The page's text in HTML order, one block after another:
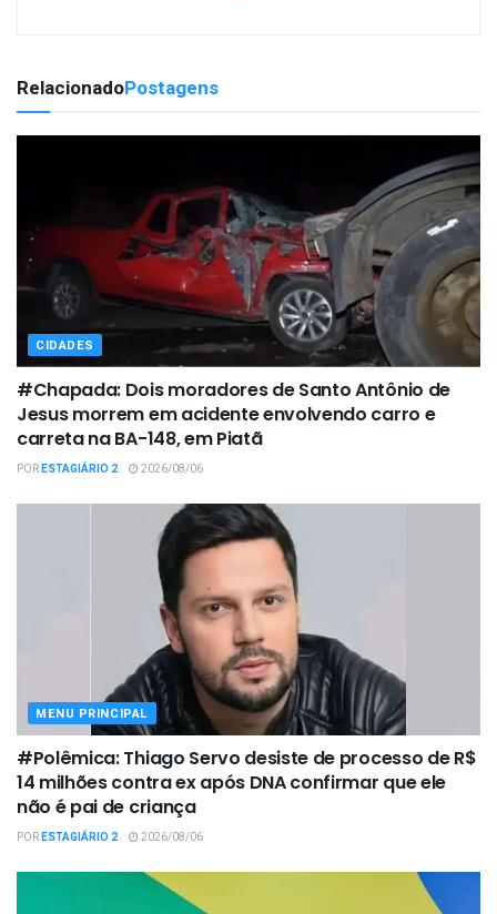
RelacionadoPostagens
CIDADES
#Chapada: Dois moradores de Santo Antônio de
Jesus morrem em acidente envolvendo carro e
carreta na BA-148, em Piatã
PORESTAGIÁRIO 2 2026/08/06
MENU PRINCIPAL
#Polêmica: Thiago Servo desiste de processo de R$
14 milhões contra ex após DNA confirmar que ele
não é pai de criança
PORESTAGIÁRIO 2 2026/08/06